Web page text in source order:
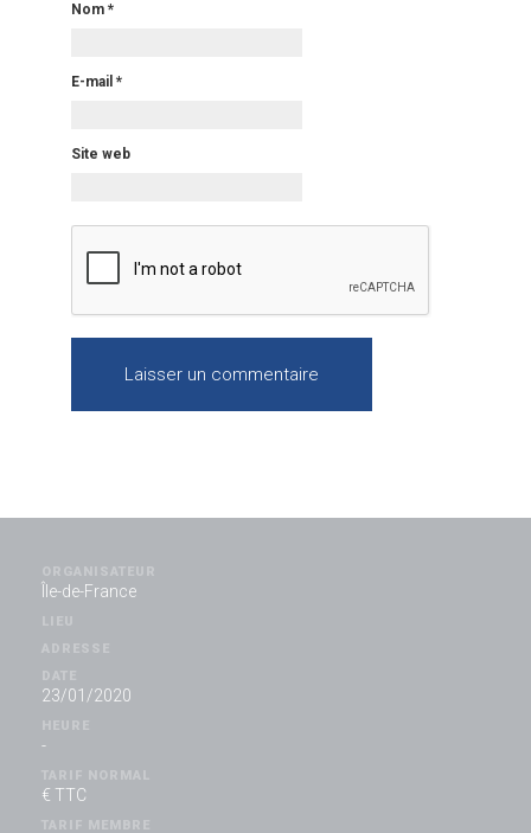
Nom *
E-mail *
Site web
Île-de-France
23/01/2020
-
€ TTC